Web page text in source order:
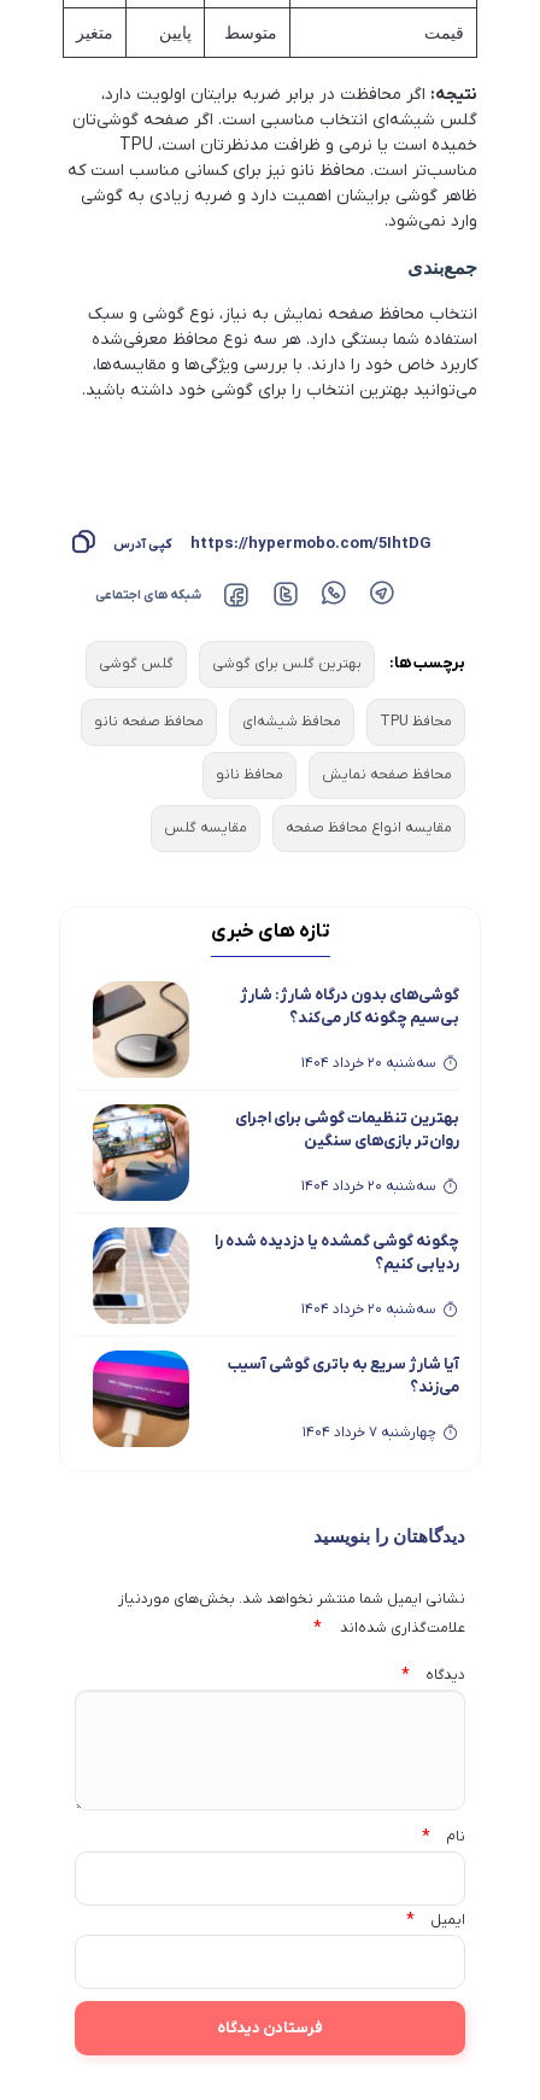
قیمت متوسط پایین متغیر
نتیجه: اگر محافظت در برابر ضربه برایتان اولویت دارد،
گلس شیشه‌ای انتخاب مناسبی است. اگر صفحه گوشی‌تان
خمیده است یا نرمی و ظرافت مدنظرتان است، TPU
مناسب‌تر است. محافظ نانو نیز برای کسانی مناسب است که
ظاهر گوشی برایشان اهمیت دارد و ضربه زیادی به گوشی
وارد نمی‌شود.
جمع‌بندی
انتخاب محافظ صفحه نمایش به نیاز، نوع گوشی و سبک
استفاده شما بستگی دارد. هر سه نوع محافظ معرفی‌شده
کاربرد خاص خود را دارند. با بررسی ویژگی‌ها و مقایسه‌ها،
می‌توانید بهترین انتخاب را برای گوشی خود داشته باشید.
https://hypermobo.com/5IhtDG کپی آدرس
شبکه های اجتماعی
برچسب ها: بهترین گلس برای گوشی گلس گوشی
محافظ TPU محافظ شیشه‌ای محافظ صفحه نانو
محافظ صفحه نمایش محافظ نانو
مقایسه انواع محافظ صفحه مقایسه گلس
تازه های خبری
گوشی‌های بدون درگاه شارژ: شارژ
بی‌سیم چگونه کار می‌کند؟
سه‌شنبه 20 خرداد 1404
بهترین تنظیمات گوشی برای اجرای
روان‌تر بازی‌های سنگین
سه‌شنبه 20 خرداد 1404
چگونه گوشی گمشده یا دزدیده شده را
ردیابی کنیم؟
سه‌شنبه 20 خرداد 1404
آیا شارژ سریع به باتری گوشی آسیب
می‌زند؟
چهارشنبه 7 خرداد 1404
گوشی
دیدگاهتان را بنویسید
نشانی ایمیل شما منتشر نخواهد شد. بخش‌های موردنیاز
علامت‌گذاری شده‌اند
*
دیدگاه *
نام *
ایمیل *